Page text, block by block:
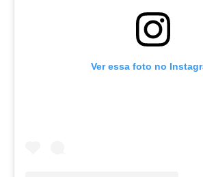
Ver essa foto no